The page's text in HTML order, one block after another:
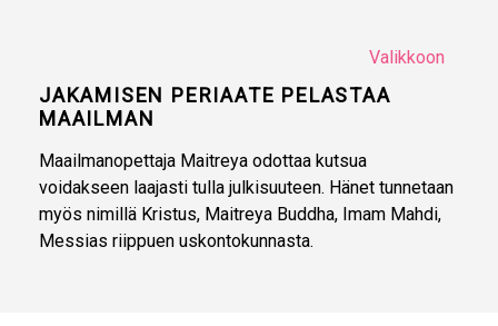
Valikkoon
JAKAMISEN PERIAATE PELASTAA
MAAILMAN
Maailmanopettaja Maitreya odottaa kutsua
voidakseen laajasti tulla julkisuuteen. Hänet tunnetaan
myös nimillä Kristus, Maitreya Buddha, Imam Mahdi,
Messias riippuen uskontokunnasta.